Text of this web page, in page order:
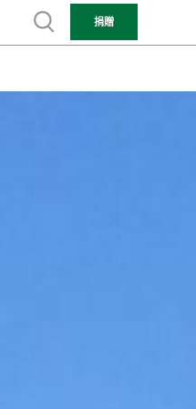
Show search
捐贈